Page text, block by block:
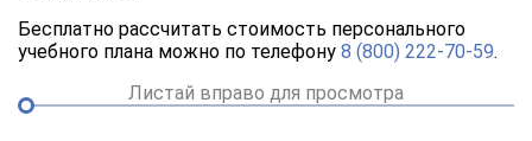
Бесплатно рассчитать стоимость персонального
учебного плана можно по телефону 8 (800) 222-70-59.
Листай вправо для просмотра